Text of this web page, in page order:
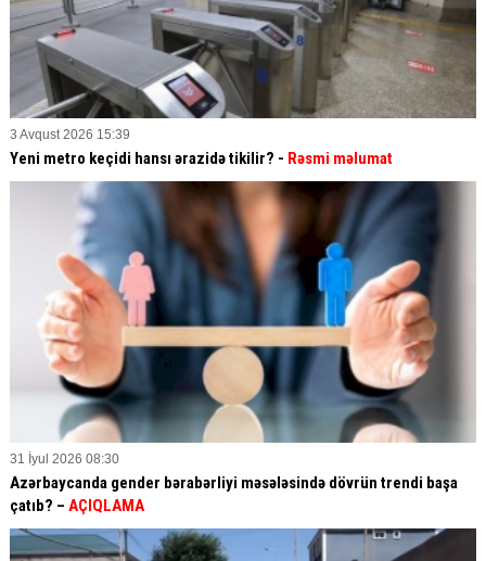
3 Avqust 2026 15:39
Yeni metro keçidi hansı ərazidə tikilir? - Rəsmi məlumat
31 İyul 2026 08:30
Azərbaycanda gender bərabərliyi məsələsində dövrün trendi başa
çatıb? – AÇIQLAMA